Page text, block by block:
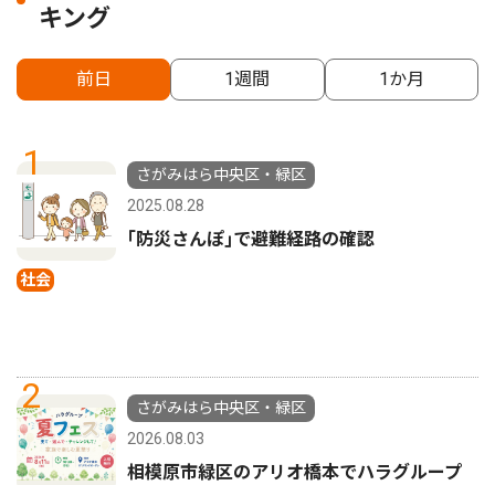
キング
前日 1週間 1か月
1
社会
さがみはら中央区・緑区
2025.08.28
｢防災さんぽ｣で避難経路の確認
2
さがみはら中央区・緑区
2026.08.03
相模原市緑区のアリオ橋本でハラグループ